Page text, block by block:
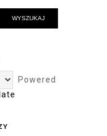
Powered